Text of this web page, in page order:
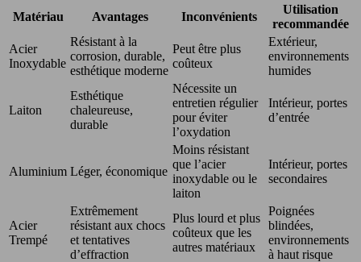
Matériau Avantages Inconvénients
Utilisation
recommandée
Acier
Inoxydable
Résistant à la
corrosion, durable,
esthétique moderne
Peut être plus
coûteux
Extérieur,
environnements
humides
Laiton
Esthétique
chaleureuse,
durable
Nécessite un
entretien régulier
pour éviter
l’oxydation
Intérieur, portes
d’entrée
Aluminium Léger, économique
Moins résistant
que l’acier
inoxydable ou le
laiton
Intérieur, portes
secondaires
Acier
Trempé
Extrêmement
résistant aux chocs
et tentatives
d’effraction
Plus lourd et plus
coûteux que les
autres matériaux
Poignées
blindées,
environnements
à haut risque